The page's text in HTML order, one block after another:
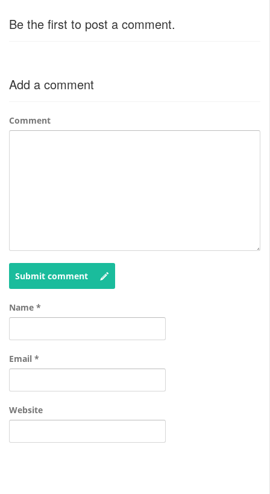
Be the first to post a comment.
Add a comment
Comment
Submit comment
Name *
Email *
Website